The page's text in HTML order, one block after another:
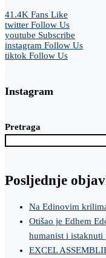
41.4K Fans Like
twitter Follow Us
youtube Subscribe
instagram Follow Us
tiktok Follow Us
Instagram
Pretraga
Posljednje
Na Edinovim
Otišao je Edhem
humanist i istaknuti
EXCEL